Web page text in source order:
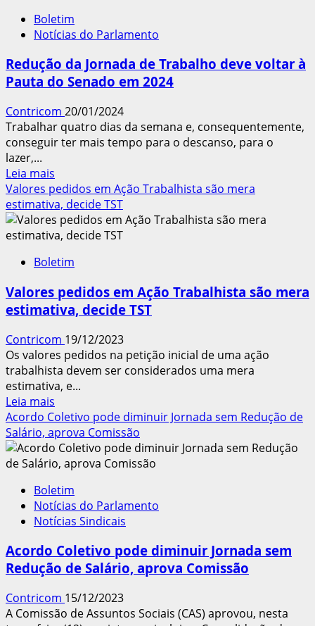
contratam
MEIs
Retirar
Direitos
Boletim
Notícias do Parlamento
Redução da Jornada de Trabalho deve voltar à
Pauta do Senado em 2024
Contricom 20/01/2024
Trabalhar quatro dias da semana e, consequentemente,
conseguir ter mais tempo para o descanso, para o
lazer,...
Leia mais
mais
sobre
Redução
da
de
deve
voltar
Pauta
do
Senado
em
2024
Valores pedidos em Ação Trabalhista são mera
estimativa, decide TST
Boletim
Valores pedidos em Ação Trabalhista são mera
estimativa, decide TST
Contricom 19/12/2023
Os valores pedidos na petição inicial de uma ação
trabalhista devem ser considerados uma mera
estimativa, e...
Leia mais
mais
sobre
Valores
pedidos
Ação
Trabalhista
são
estimativa,
decide
Acordo Coletivo pode diminuir Jornada sem Redução de
Salário, aprova Comissão
Boletim
Notícias do Parlamento
Notícias Sindicais
Acordo Coletivo pode diminuir Jornada sem
Redução de Salário, aprova Comissão
Contricom 15/12/2023
A Comissão de Assuntos Sociais (CAS) aprovou, nesta